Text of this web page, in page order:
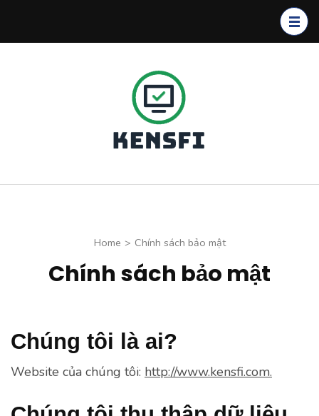
Home > Chính sách bảo mật
Chính sách bảo mật
Chúng tôi là ai?
Website của chúng tôi: http://www.kensfi.com.